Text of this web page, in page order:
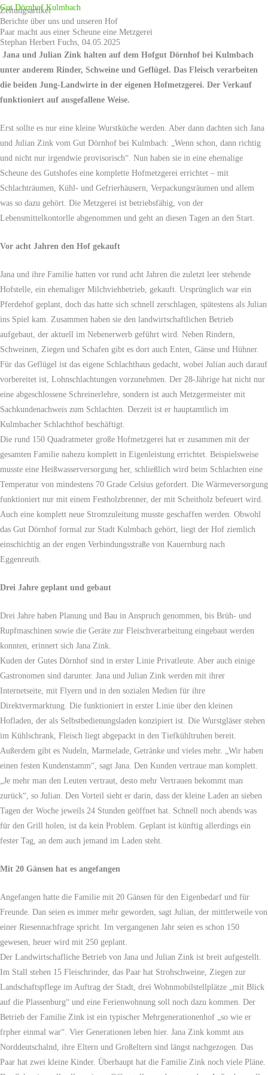
Zum
Inhalt
springen
Gut Dörnhof Kulmbach
Zeitungsartikel
Berichte über uns und unseren Hof
Paar macht aus einer Scheune eine Metzgerei
Stephan Herbert Fuchs, 04.05.2025
Jana und Julian Zink halten auf dem Hofgut Dörnhof bei Kulmbach
unter anderem Rinder, Schweine und Geflügel. Das Fleisch verarbeiten
die beiden Jung-Landwirte in der eigenen Hofmetzgerei. Der Verkauf
funktioniert auf ausgefallene Weise.
Erst sollte es nur eine kleine Wurstküche werden. Aber dann dachten sich Jana
und Julian Zink vom Gut Dörnhof bei Kulmbach: „Wenn schon, dann richtig
und nicht nur irgendwie provisorisch“. Nun haben sie in eine ehemalige
Scheune des Gutshofes eine komplette Hofmetzgerei errichtet – mit
Schlachträumen, Kühl- und Gefrierhäusern, Verpackungsräumen und allem
was so dazu gehört. Die Metzgerei ist betriebsfähig, von der
Lebensmittelkontorlle abgenommen und geht an diesen Tagen an den Start.
Vor acht Jahren den Hof gekauft
Jana und ihre Familie hatten vor rund acht Jahren die zuletzt leer stehende
Hofstelle, ein ehemaliger Milchviehbetrieb, gekauft. Ursprünglich war ein
Pferdehof geplant, doch das hatte sich schnell zerschlagen, spätestens als Julian
ins Spiel kam. Zusammen haben sie den landwirtschaftlichen Betrieb
aufgebaut, der aktuell im Nebenerwerb geführt wird. Neben Rindern,
Schweinen, Ziegen und Schafen gibt es dort auch Enten, Gänse und Hühner.
Für das Geflügel ist das eigene Schlachthaus gedacht, wobei Julian auch darauf
vorbereitet ist, Lohnschlachtungen vorzunehmen. Der 28-Jährige hat nicht nur
eine abgeschlossene Schreinerlehre, sondern ist auch Metzgermeister mit
Sachkundenachweis zum Schlachten. Derzeit ist er hauptamtlich im
Kulmbacher Schlachthof beschäftigt.
Die rund 150 Quadratmeter große Hofmetzgerei hat er zusammen mit der
gesamten Familie nahezu komplett in Eigenleistung errichtet. Beispielsweise
musste eine Heißwasserversorgung her, schließlich wird beim Schlachten eine
Temperatur von mindestens 70 Grade Celsius gefordert. Die Wärmeversorgung
funktioniert nur mit einem Festholzbrenner, der mit Scheitholz befeuert wird.
Auch eine komplett neue Stromzuleitung musste geschaffen werden. Obwohl
das Gut Dörnhof formal zur Stadt Kulmbach gehört, liegt der Hof ziemlich
einschichtig an der engen Verbindungsstraße von Kauernburg nach
Eggenreuth.
Drei Jahre geplant und gebaut
Drei Jahre haben Planung und Bau in Anspruch genommen, bis Brüh- und
Rupfmaschinen sowie die Geräte zur Fleischverarbeitung eingebaut werden
konnten, erinnert sich Jana Zink.
Kuden der Gutes Dörnhof sind in erster Linie Privatleute. Aber auch einige
Gastronomen sind darunter. Jana und Julian Zink werden mit ihrer
Internetseite, mit Flyern und in den sozialen Medien für ihre
Direktvermarktung. Die funktioniert in erster Linie über den kleinen
Hofladen, der als Selbstbedienungsladen konzipiert ist. Die Wurstgläser stehen
im Kühlschrank, Fleisch liegt abgepackt in den Tiefkühltruhen bereit.
Außerdem gibt es Nudeln, Marmelade, Getränke und vieles mehr. „Wir haben
einen festen Kundenstamm“, sagt Jana. Den Kunden vertraue man komplett.
„Je mehr man den Leuten vertraut, desto mehr Vertrauen bekommt man
zurück“, so Julian. Den Vorteil sieht er darin, dass der kleine Laden an sieben
Tagen der Woche jeweils 24 Stunden geöffnet hat. Schnell noch abends was
für den Grill holen, ist da kein Problem. Geplant ist künftig allerdings ein
fester Tag, an dem auch jemand im Laden steht.
Mit 20 Gänsen hat es angefangen
Angefangen hatte die Familie mit 20 Gänsen für den Eigenbedarf und für
Freunde. Dan seien es immer mehr geworden, sagt Julian, der mittlerweile von
einer Riesennachfrage spricht. Im vergangenen Jahr seien es schon 150
gewesen, heuer wird mit 250 geplant.
Der Landwirtschafliche Betrieb von Jana und Julian Zink ist breit aufgestellt.
Im Stall stehen 15 Fleischrinder, das Paar hat Strohschweine, Ziegen zur
Landschaftspflege im Auftrag der Stadt, drei Wohnmobilstellplätze „mit Blick
auf die Plassenburg“ und eine Ferienwohnung soll noch dazu kommen. Der
Betrieb der Familie Zink ist ein typischer Mehrgenerationenhof „so wie er
frpher einmal war“. Vier Generationen leben hier. Jana Zink kommt aus
Norddeutschalnd, ihre Eltern und Großeltern sind längst nachgezogen. Das
Paar hat zwei kleine Kinder. Überhaupt hat die Familie Zink noch viele Pläne.